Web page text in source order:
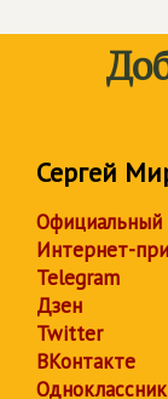
Сергей
Официальный
Интернет-
Telegram
Дзен
Twitter
ВКонтакте